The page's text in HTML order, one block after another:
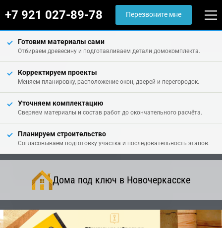
+7 921 027-89-78 Перезвоните мне
Готовим материалы сами
Отбираем древесину и подготавливаем детали домокомплекта.
Корректируем проекты
Меняем планировку, расположение окон, дверей и перегородок.
Уточняем комплектацию
Сверяем материалы и состав работ до окончательного расчёта.
Планируем строительство
Согласовываем подготовку участка и последовательность этапов.
Дома под ключ в Новочеркасске